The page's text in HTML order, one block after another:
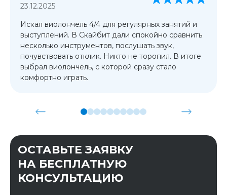
23.12.2025
Искал виолончель 4/4 для регулярных занятий и
выступлений. В Скайбит дали спокойно сравнить
несколько инструментов, послушать звук,
почувствовать отклик. Никто не торопил. В итоге
выбрал виолончель, с которой сразу стало
комфортно играть.
ОСТАВЬТЕ ЗАЯВКУ
НА БЕСПЛАТНУЮ
КОНСУЛЬТАЦИЮ